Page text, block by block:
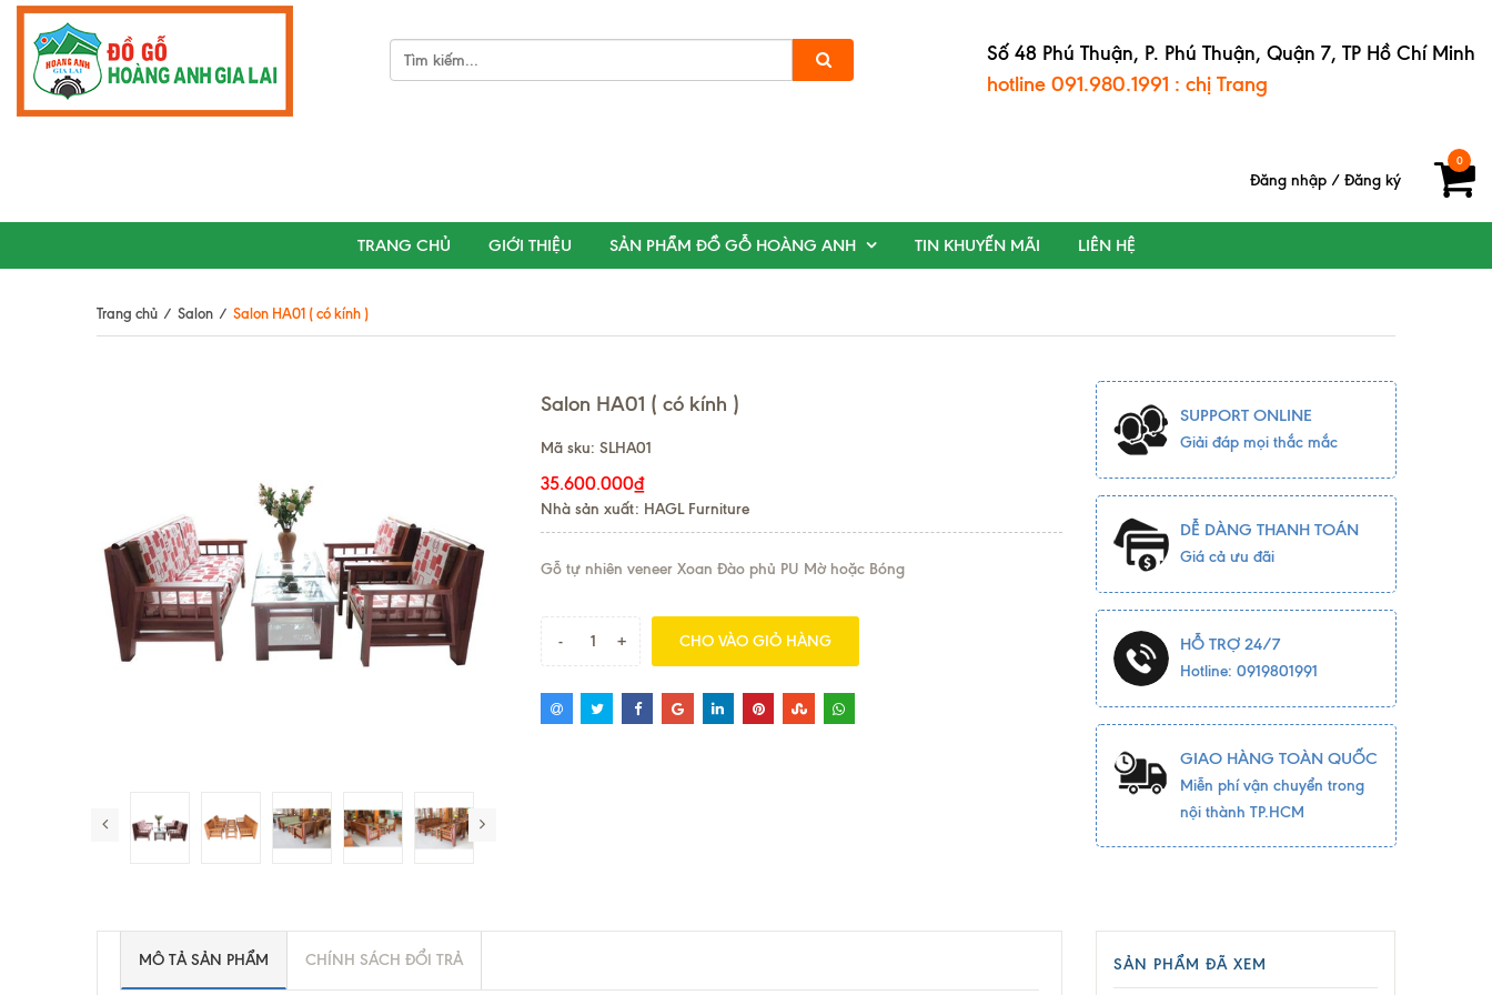
Số 48 Phú Thuận, P. Phú Thuận, Quận 7, TP Hồ Chí Minh
hotline 091.980.1991 : chị Trang
0
Đăng nhập / Đăng ký
TRANG CHỦ GIỚI THIỆU SẢN PHẨM ĐỒ GỖ HOÀNG ANH TIN KHUYẾN MÃI LIÊN HỆ
Trang chủ / Salon / Salon HA01 ( có kính )
Salon HA01 ( có kính )
Mã sku: SLHA01
35.600.000₫
Nhà sản xuất: HAGL Furniture
Gỗ tự nhiên veneer Xoan Đào phủ PU Mờ hoặc Bóng
- + CHO VÀO GIỎ HÀNG
SUPPORT ONLINE
Giải đáp mọi thắc mắc
DỄ DÀNG THANH TOÁN
Giá cả ưu đãi
HỖ TRỢ 24/7
Hotline: 0919801991
GIAO HÀNG TOÀN QUỐC
Miễn phí vận chuyển trong
nội thành TP.HCM
MÔ TẢ SẢN PHẨM CHÍNH SÁCH ĐỔI TRẢ SẢN PHẨM ĐÃ XEM